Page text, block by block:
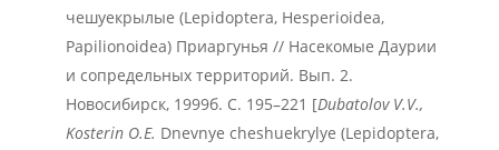
чешуекрылые (Lepidoptera, Hesperioidea,
Papilionoidea) Приаргунья // Насекомые Даурии
и сопредельных территорий. Вып. 2.
Новосибирск, 1999б. С. 195–221 [Dubatolov V.V.,
Kosterin O.E. Dnevnye cheshuekrylye (Lepidoptera,